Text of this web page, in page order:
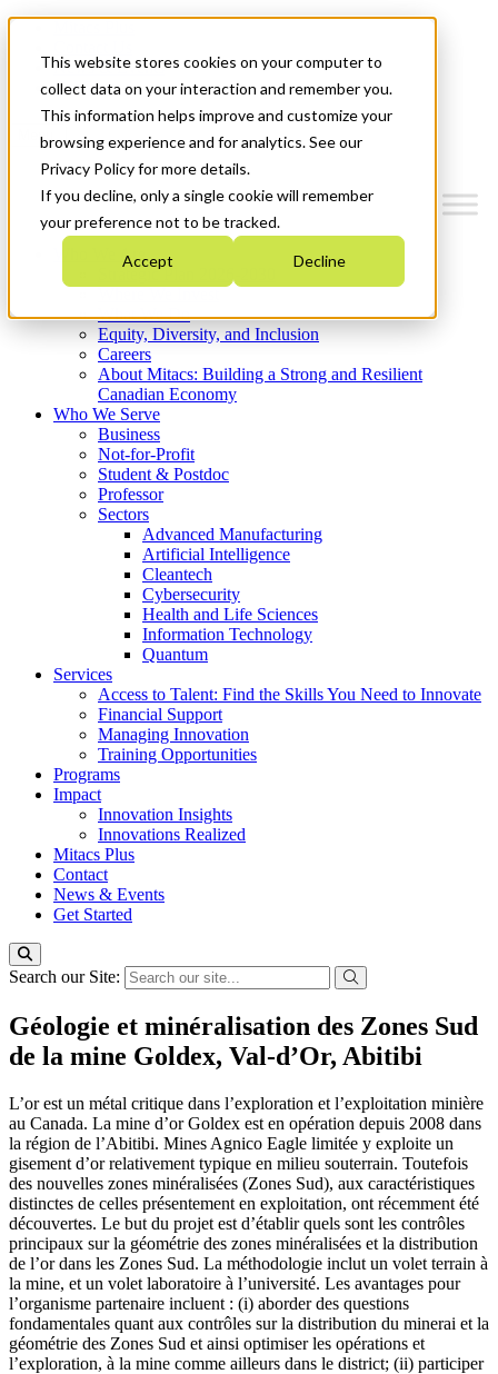
This website stores cookies on your computer to
collect data on your interaction and remember you.
This information helps improve and customize your
browsing experience and for analytics. See our
Privacy Policy for more details.
If you decline, only a single cookie will remember
your preference not to be tracked.
Accept Decline
News & Events
Get Started
Menu
Who We Are
Strategic Plan 2026-2030
What We Do
Equity, Diversity, and Inclusion
Careers
About Mitacs: Building a Strong and Resilient
Canadian Economy
Who We Serve
Business
Not-for-Profit
Student & Postdoc
Professor
Sectors
Advanced Manufacturing
Artificial Intelligence
Cleantech
Cybersecurity
Health and Life Sciences
Information Technology
Quantum
Services
Access to Talent: Find the Skills You Need to Innovate
Financial Support
Managing Innovation
Training Opportunities
Programs
Impact
Innovation Insights
Innovations Realized
Mitacs Plus
Contact
News & Events
Get Started
Search our Site:
Géologie et minéralisation des Zones Sud
de la mine Goldex, Val-d’Or, Abitibi
L’or est un métal critique dans l’exploration et l’exploitation minière
au Canada. La mine d’or Goldex est en opération depuis 2008 dans
la région de l’Abitibi. Mines Agnico Eagle limitée y exploite un
gisement d’or relativement typique en milieu souterrain. Toutefois
des nouvelles zones minéralisées (Zones Sud), aux caractéristiques
distinctes de celles présentement en exploitation, ont récemment été
découvertes. Le but du projet est d’établir quels sont les contrôles
principaux sur la géométrie des zones minéralisées et la distribution
de l’or dans les Zones Sud. La méthodologie inclut un volet terrain à
la mine, et un volet laboratoire à l’université. Les avantages pour
l’organisme partenaire incluent : (i) aborder des questions
fondamentales quant aux contrôles sur la distribution du minerai et la
géométrie des Zones Sud et ainsi optimiser les opérations et
l’exploration, à la mine comme ailleurs dans le district; (ii) participer